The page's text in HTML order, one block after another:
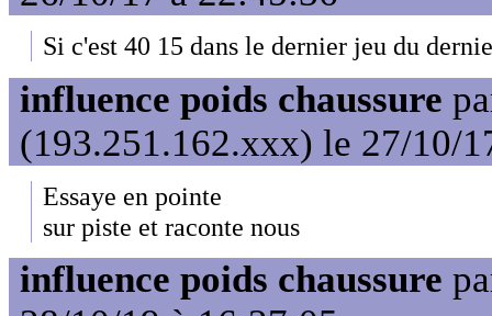
Si c'est 40 15 dans le dernier jeu du
influence poids chaussure
(193.251.162.xxx) le 27/10/
Essaye en pointe
sur piste et raconte nous
influence poids chaussure